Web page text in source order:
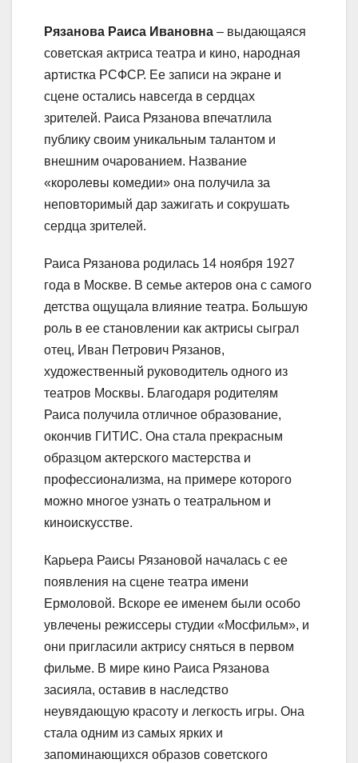
Рязанова Раиса Ивановна – выдающаяся
советская актриса театра и кино, народная
артистка РСФСР. Ее записи на экране и
сцене остались навсегда в сердцах
зрителей. Раиса Рязанова впечатлила
публику своим уникальным талантом и
внешним очарованием. Название
«королевы комедии» она получила за
неповторимый дар зажигать и сокрушать
сердца зрителей.
Раиса Рязанова родилась 14 ноября 1927
года в Москве. В семье актеров она с самого
детства ощущала влияние театра. Большую
роль в ее становлении как актрисы сыграл
отец, Иван Петрович Рязанов,
художественный руководитель одного из
театров Москвы. Благодаря родителям
Раиса получила отличное образование,
окончив ГИТИС. Она стала прекрасным
образцом актерского мастерства и
профессионализма, на примере которого
можно многое узнать о театральном и
киноискусстве.
Карьера Раисы Рязановой началась с ее
появления на сцене театра имени
Ермоловой. Вскоре ее именем были особо
увлечены режиссеры студии «Мосфильм», и
они пригласили актрису сняться в первом
фильме. В мире кино Раиса Рязанова
засияла, оставив в наследство
неувядающую красоту и легкость игры. Она
стала одним из самых ярких и
запоминающихся образов советского